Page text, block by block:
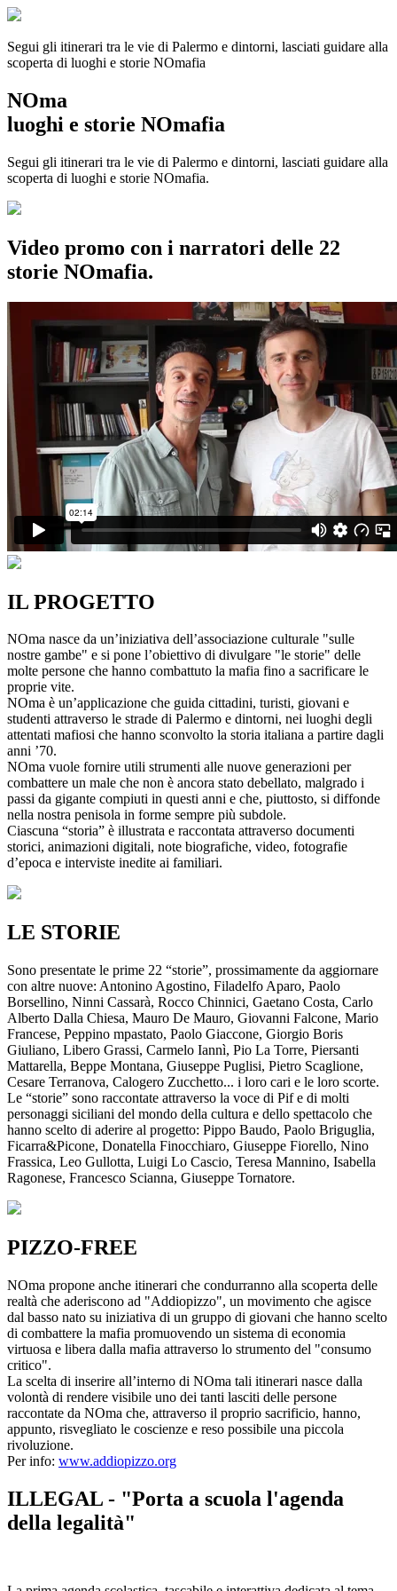
Segui gli itinerari tra le vie di Palermo e dintorni, lasciati guidare alla
scoperta di luoghi e storie NOmafia
NOma
luoghi e storie NOmafia
Segui gli itinerari tra le vie di Palermo e dintorni, lasciati guidare alla
scoperta di luoghi e storie NOmafia.
Video promo con i narratori delle 22
storie NOmafia.
IL PROGETTO
NOma nasce da un’iniziativa dell’associazione culturale "sulle
nostre gambe" e si pone l’obiettivo di divulgare "le storie" delle
molte persone che hanno combattuto la mafia fino a sacrificare le
proprie vite.
NOma è un’applicazione che guida cittadini, turisti, giovani e
studenti attraverso le strade di Palermo e dintorni, nei luoghi degli
attentati mafiosi che hanno sconvolto la storia italiana a partire dagli
anni ’70.
NOma vuole fornire utili strumenti alle nuove generazioni per
combattere un male che non è ancora stato debellato, malgrado i
passi da gigante compiuti in questi anni e che, piuttosto, si diffonde
nella nostra penisola in forme sempre più subdole.
Ciascuna “storia” è illustrata e raccontata attraverso documenti
storici, animazioni digitali, note biografiche, video, fotografie
d’epoca e interviste inedite ai familiari.
LE STORIE
Sono presentate le prime 22 “storie”, prossimamente da aggiornare
con altre nuove: Antonino Agostino, Filadelfo Aparo, Paolo
Borsellino, Ninni Cassarà, Rocco Chinnici, Gaetano Costa, Carlo
Alberto Dalla Chiesa, Mauro De Mauro, Giovanni Falcone, Mario
Francese, Peppino mpastato, Paolo Giaccone, Giorgio Boris
Giuliano, Libero Grassi, Carmelo Iannì, Pio La Torre, Piersanti
Mattarella, Beppe Montana, Giuseppe Puglisi, Pietro Scaglione,
Cesare Terranova, Calogero Zucchetto... i loro cari e le loro scorte.
Le “storie” sono raccontate attraverso la voce di Pif e di molti
personaggi siciliani del mondo della cultura e dello spettacolo che
hanno scelto di aderire al progetto: Pippo Baudo, Paolo Briguglia,
Ficarra&Picone, Donatella Finocchiaro, Giuseppe Fiorello, Nino
Frassica, Leo Gullotta, Luigi Lo Cascio, Teresa Mannino, Isabella
Ragonese, Francesco Scianna, Giuseppe Tornatore.
PIZZO-FREE
NOma propone anche itinerari che condurranno alla scoperta delle
realtà che aderiscono ad "Addiopizzo", un movimento che agisce
dal basso nato su iniziativa di un gruppo di giovani che hanno scelto
di combattere la mafia promuovendo un sistema di economia
virtuosa e libera dalla mafia attraverso lo strumento del "consumo
critico".
La scelta di inserire all’interno di NOma tali itinerari nasce dalla
volontà di rendere visibile uno dei tanti lasciti delle persone
raccontate da NOma che, attraverso il proprio sacrificio, hanno,
appunto, risvegliato le coscienze e reso possibile una piccola
rivoluzione.
Per info: www.addiopizzo.org
ILLEGAL - "Porta a scuola l'agenda
della legalità"